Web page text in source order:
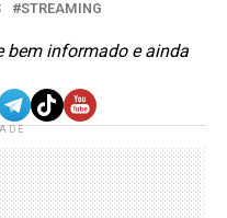
STREAMING
bem informado e ainda